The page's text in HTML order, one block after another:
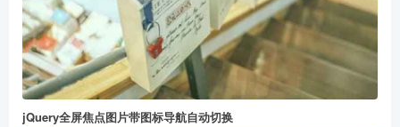
jQuery全屏焦点图片带图标导航自动切换